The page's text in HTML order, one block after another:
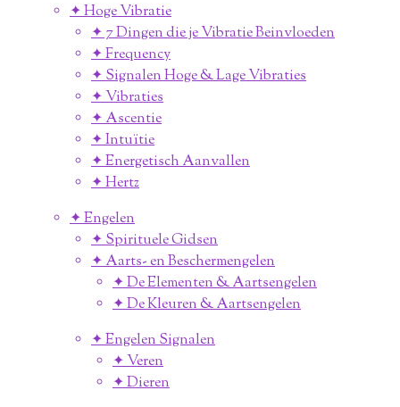
✦ Hoge Vibratie
✦ 7 Dingen die je Vibratie Beinvloeden
✦ Frequency
✦ Signalen Hoge & Lage Vibraties
✦ Vibraties
✦ Ascentie
✦ Intuïtie
✦ Energetisch Aanvallen
✦ Hertz
✦ Engelen
✦ Spirituele Gidsen
✦ Aarts- en Beschermengelen
✦ De Elementen & Aartsengelen
✦ De Kleuren & Aartsengelen
✦ Engelen Signalen
✦ Veren
✦ Dieren